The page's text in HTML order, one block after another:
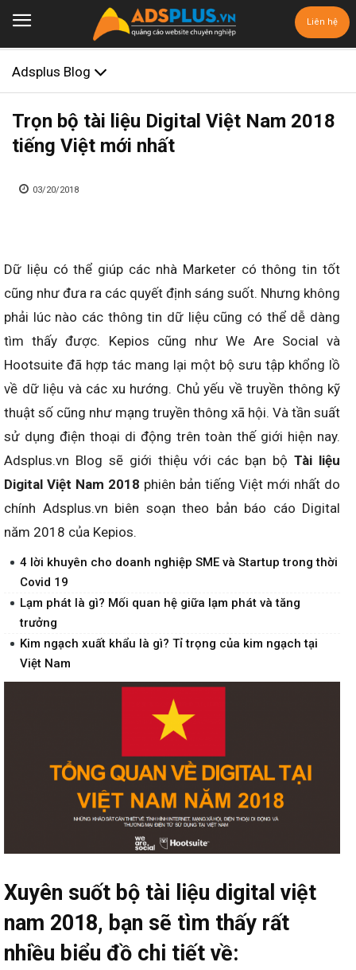
Liên hệ
Adsplus Blog
Trọn bộ tài liệu Digital Việt Nam 2018
tiếng Việt mới nhất
03/20/2018
Dữ liệu có thể giúp các nhà Marketer có thông tin tốt
cũng như đưa ra các quyết định sáng suốt. Nhưng không
phải lúc nào các thông tin dữ liệu cũng có thể dễ dàng
tìm thấy được. Kepios cũng như We Are Social và
Hootsuite đã hợp tác mang lại một bộ sưu tập khổng lồ
về dữ liệu và các xu hướng. Chủ yếu về truyền thông kỹ
thuật số cũng như mạng truyền thông xã hội. Và tần suất
sử dụng điện thoại di động trên toàn thế giới hiện nay.
Adsplus.vn Blog sẽ giới thiệu với các bạn bộTài liệu
Digital Việt Nam 2018 phiên bản tiếng Việt mới nhất do
chính Adsplus.vn biên soạn theo bản báo cáo Digital
năm 2018 của Kepios.
4 lời khuyên cho doanh nghiệp SME và Startup trong thời
Covid 19
Lạm phát là gì? Mối quan hệ giữa lạm phát và tăng
trưởng
Kim ngạch xuất khẩu là gì? Tỉ trọng của kim ngạch tại
Việt Nam
Xuyên suốt bộ tài liệu digital việt
nam 2018, bạn sẽ tìm thấy rất
nhiều biểu đồ chi tiết về: